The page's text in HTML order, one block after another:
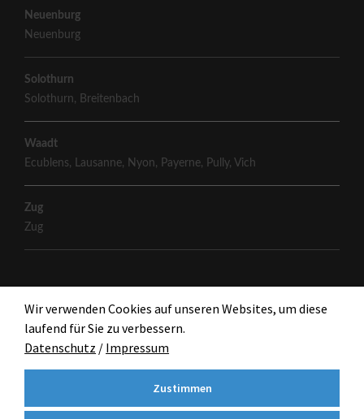
Neuenburg
Neuenburg
Solothurn
Solothurn, Breitenbach
Waadt
Ecublens, Lausanne, Nyon, Payerne, Pully, Vich
Zug
Zug
Wir verwenden Cookies auf unseren Websites, um diese
laufend für Sie zu verbessern.
Datenschutz / Impressum
Zustimmen